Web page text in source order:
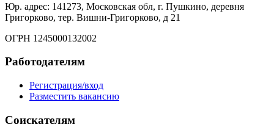
Юр. адрес: 141273, Московская обл, г. Пушкино, деревня
Григорково, тер. Вишни-Григорково, д 21
ОГРН 1245000132002
Работодателям
Регистрация/вход
Разместить вакансию
Соискателям